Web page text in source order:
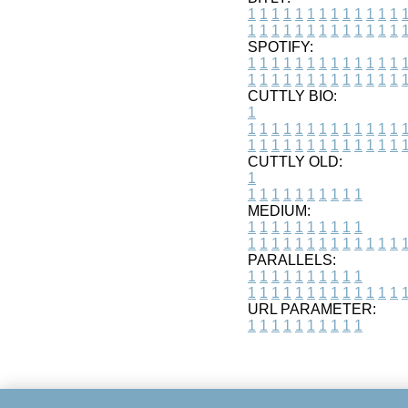
1 1 1 1 1 1 1 1 1 1 1 1 1 1
1 1 1 1 1 1 1 1 1 1 1 1 1 1
SPOTIFY:
1 1 1 1 1 1 1 1 1 1 1 1 1 1
1 1 1 1 1 1 1 1 1 1 1 1 1 1
CUTTLY BIO:
1
1 1 1 1 1 1 1 1 1 1 1 1 1 1
1 1 1 1 1 1 1 1 1 1 1 1 1 1
CUTTLY OLD:
1
1 1 1 1 1 1 1 1 1 1
MEDIUM:
1 1 1 1 1 1 1 1 1 1
1 1 1 1 1 1 1 1 1 1 1 1 1 1
PARALLELS:
1 1 1 1 1 1 1 1 1 1
1 1 1 1 1 1 1 1 1 1 1 1 1 1
URL PARAMETER:
1 1 1 1 1 1 1 1 1 1